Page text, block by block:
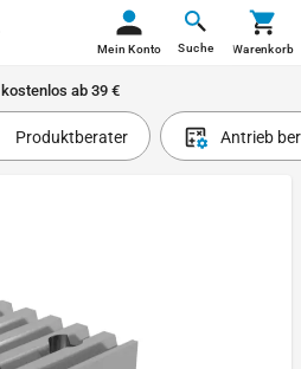
Suche
Mein Konto Warenkorb
kostenlos ab 39 €
Produktberater Antrieb